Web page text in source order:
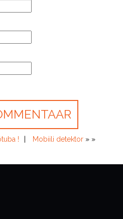
! Mobiili detektor » »